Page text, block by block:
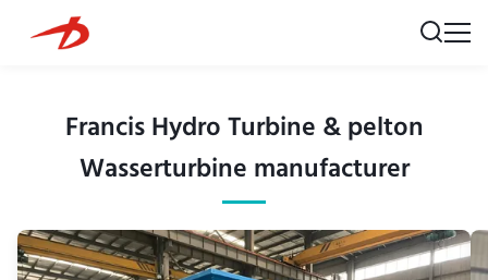
Francis Hydro Turbine & pelton
Wasserturbine manufacturer